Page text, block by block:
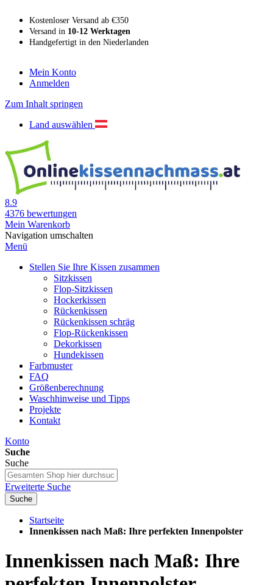
Kostenloser Versand ab €350
Versand in 10-12 Werktagen
Handgefertigt in den Niederlanden
Mein Konto
Anmelden
Zum Inhalt springen
Land auswählen
8.9
4376 bewertungen
Mein Warenkorb
Navigation umschalten
Menü
Stellen Sie Ihre Kissen zusammen
Sitzkissen
Flop-Sitzkissen
Hockerkissen
Rückenkissen
Rückenkissen schräg
Flop-Rückenkissen
Dekorkissen
Hundekissen
Farbmuster
FAQ
Größenberechnung
Waschhinweise und Tipps
Projekte
Kontakt
Konto
Suche
Suche
Erweiterte Suche
Suche
Startseite
Innenkissen nach Maß: Ihre perfekten Innenpolster
Innenkissen nach Maß: Ihre